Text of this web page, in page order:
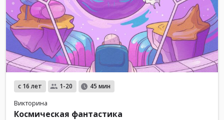
с 16 лет 1-20 45 мин
Викторина
Космическая фантастика